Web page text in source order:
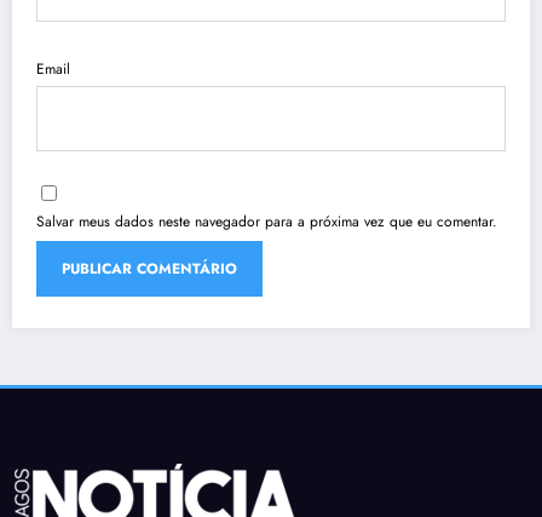
Email
Salvar meus dados neste navegador para a próxima vez que eu comentar.